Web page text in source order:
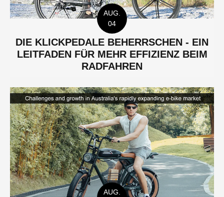
AUG.
04
DIE KLICKPEDALE BEHERRSCHEN - EIN
LEITFADEN FÜR MEHR EFFIZIENZ BEIM
RADFAHREN
AUG.